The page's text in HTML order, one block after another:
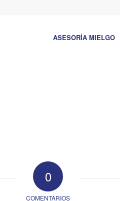
ASESORÍA MIELGO
0
COMENTARIOS